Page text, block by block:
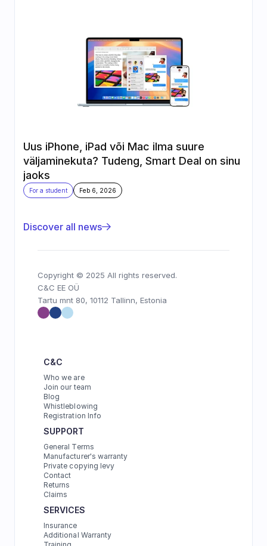
Uus iPhone, iPad või Mac ilma suure
väljaminekuta? Tudeng, Smart Deal on sinu
jaoks
For a student Feb 6, 2026
Discover all news
C&C
Who we are
Join our team
Blog
Whistleblowing
Registration Info
SUPPORT
General Terms
Manufacturer's warranty
Private copying levy
Contact
Returns
Claims
SERVICES
Insurance
Additional Warranty
Copyright © 2025 All rights reserved.
C&C EE OÜ
Tartu mnt 80, 10112 Tallinn, Estonia